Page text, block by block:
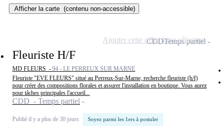
Afficher la carte (contenu non-accessible)
Fleuriste H/F
MD FLEURS - 94 - LE PERREUX SUR MARNE
Fleuriste "EVE FLEURS" situé au Perreux-Sur-Marne, recherche fleuriste (h/f)
pour créer des compositions florales et assurer l'installation en boutique. Vous aurez
pour tâches principales l'accueil...
CDD - Temps partiel
Publié il y a plus de 30 jours Soyez parmi les 1ers à postuler
CDDTemps partiel
Ajouter cette offre à ma sélection